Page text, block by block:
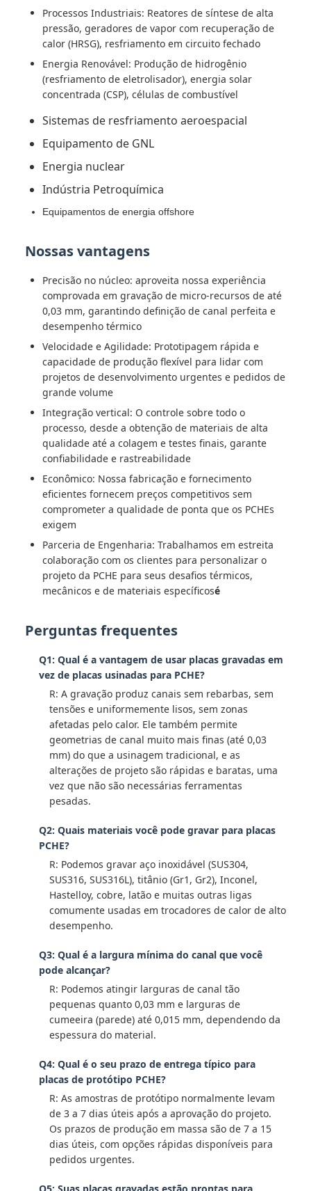
Processos Industriais: Reatores de síntese de alta
pressão, geradores de vapor com recuperação de
calor (HRSG), resfriamento em circuito fechado
Energia Renovável: Produção de hidrogênio
(resfriamento de eletrolisador), energia solar
concentrada (CSP), células de combustível
Sistemas de resfriamento aeroespacial
Equipamento de GNL
Energia nuclear
Indústria Petroquímica
Equipamentos de energia offshore
Nossas vantagens
Precisão no núcleo: aproveita nossa experiência
comprovada em gravação de micro-recursos de até
0,03 mm, garantindo definição de canal perfeita e
desempenho térmico
Velocidade e Agilidade: Prototipagem rápida e
capacidade de produção flexível para lidar com
projetos de desenvolvimento urgentes e pedidos de
grande volume
Integração vertical: O controle sobre todo o
processo, desde a obtenção de materiais de alta
qualidade até a colagem e testes finais, garante
confiabilidade e rastreabilidade
Econômico: Nossa fabricação e fornecimento
eficientes fornecem preços competitivos sem
comprometer a qualidade de ponta que os PCHEs
exigem
Parceria de Engenharia: Trabalhamos em estreita
colaboração com os clientes para personalizar o
projeto da PCHE para seus desafios térmicos,
mecânicos e de materiais específicosé
Perguntas frequentes
Q1: Qual é a vantagem de usar placas gravadas em
vez de placas usinadas para PCHE?
R: A gravação produz canais sem rebarbas, sem
tensões e uniformemente lisos, sem zonas
afetadas pelo calor. Ele também permite
geometrias de canal muito mais finas (até 0,03
mm) do que a usinagem tradicional, e as
alterações de projeto são rápidas e baratas, uma
vez que não são necessárias ferramentas
pesadas.
Q2: Quais materiais você pode gravar para placas
PCHE?
R: Podemos gravar aço inoxidável (SUS304,
SUS316, SUS316L), titânio (Gr1, Gr2), Inconel,
Hastelloy, cobre, latão e muitas outras ligas
comumente usadas em trocadores de calor de alto
desempenho.
Q3: Qual é a largura mínima do canal que você
pode alcançar?
R: Podemos atingir larguras de canal tão
pequenas quanto 0,03 mm e larguras de
cumeeira (parede) até 0,015 mm, dependendo da
espessura do material.
Q4: Qual é o seu prazo de entrega típico para
placas de protótipo PCHE?
R: As amostras de protótipo normalmente levam
de 3 a 7 dias úteis após a aprovação do projeto.
Os prazos de produção em massa são de 7 a 15
dias úteis, com opções rápidas disponíveis para
pedidos urgentes.